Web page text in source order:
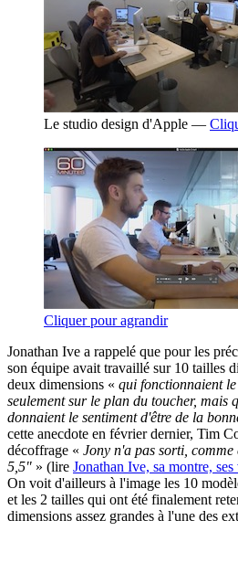
Le studio design d'Apple —
Cliquer pour agrandir
Jonathan Ive a rappelé que pour les
son équipe avait travaillé sur 10 tailles
deux dimensions « qui fonctionnaient
seulement sur le plan du toucher, mais
donnaient le sentiment d'être de la
cette anecdote en février dernier, Tim
décoffrage « Jony n'a pas sorti,
5,5" » (lire Jonathan Ive, sa montre,
On voit d'ailleurs à l'image les 10
et les 2 tailles qui ont été finalement
dimensions assez grandes à l'une des